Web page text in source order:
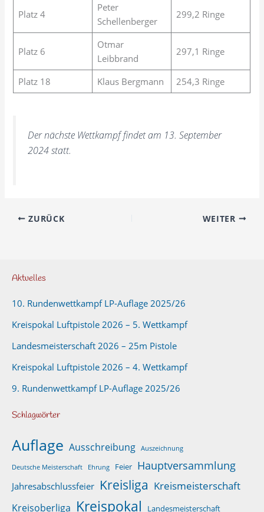
Platz 4
Peter
Schellenberger
299,2 Ringe
Platz 6
Otmar
Leibbrand
297,1 Ringe
Platz 18 Klaus Bergmann 254,3 Ringe
Der nächste Wettkampf findet am 13. September
2024 statt.
ZURÜCK WEITER
Aktuelles
10. Rundenwettkampf LP-Auflage 2025/26
Kreispokal Luftpistole 2026 – 5. Wettkampf
Landesmeisterschaft 2026 – 25m Pistole
Kreispokal Luftpistole 2026 – 4. Wettkampf
9. Rundenwettkampf LP-Auflage 2025/26
Schlagwörter
Auflage Ausschreibung Auszeichnung
Deutsche Meisterschaft Ehrung Feier Hauptversammlung
Jahresabschlussfeier Kreisliga Kreismeisterschaft
Kreisoberliga Kreispokal Landesmeisterschaft